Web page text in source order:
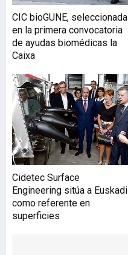
CIC bioGUNE, seleccionada
en la primera convocatoria
de ayudas biomédicas la
Caixa
Cidetec Surface
Engineering sitúa a Euskadi
como referente en
superficies